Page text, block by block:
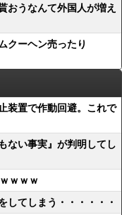
おうなんて外国人が増え
クーヘン売ったり
装置で作動回避。これで
ない事実』が判明してし
ｗｗｗ
してしまう・・・・・・